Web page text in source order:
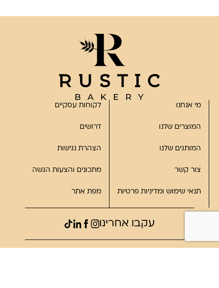
מי אנחנו לקוחות עסקיים
המוצרים שלנו דרושים
המותגים שלנו הצהרת נגישות
צור קשר מתכונים והצעות הגשה
תנאי שימוש ומדיניות פרטיות מפת אתר
עקבו אחרינו